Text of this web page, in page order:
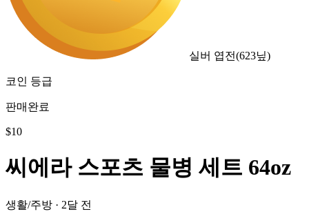
실버 엽전(623닢)
코인 등급
판매완료
$10
씨에라 스포츠 물병 세트 64oz
생활/주방 · 2달 전